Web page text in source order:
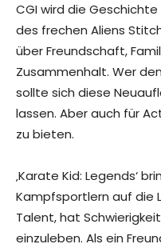
CGI wird die
des frechen Aliens
über Freundschaft,
Zusammenhalt. Wer
sollte sich diese
lassen. Aber auch für
zu bieten.
‚Karate Kid: Legends‘
Kampfsportlern auf die
Talent, hat
einzuleben. Als ein